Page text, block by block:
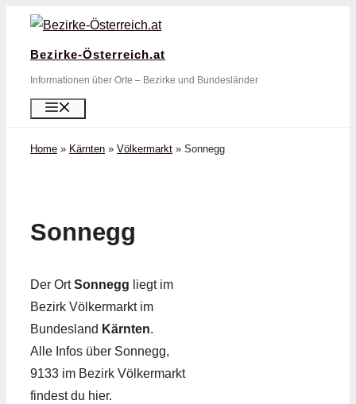
Zum
springen
Bezirke-Österreich.at
Informationen über Orte – Bezirke und Bundesländer
Home » Kärnten » Völkermarkt » Sonnegg
Sonnegg
Der OrtSonnegg liegt im
Bezirk Völkermarkt im
Bundesland Kärnten.
Alle Infos über Sonnegg,
9133 im Bezirk Völkermarkt
findest du hier.